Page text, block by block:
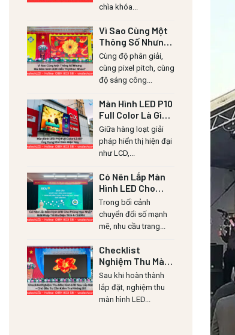
chìa khóa...
Vì Sao Cùng Một
Thông Số Nhưng
Hai Màn Hình LED
Hiển Thị Khác
Nhau?
Cùng độ phân giải,
cùng pixel pitch, cùng
độ sáng công...
Màn Hình LED P10
Full Color Là Gì?
Ứng Dụng Phổ
Biến Hiện Nay
Giữa hàng loạt giải
pháp hiển thị hiện đại
như LCD,...
Có Nên Lắp Màn
Hình LED Cho
Phòng Họp Nhỏ?
Giải Pháp Tối Ưu
Diện Tích & Chi
Phí
Trong bối cảnh
chuyển đổi số mạnh
mẽ, nhu cầu trang...
Checklist
Nghiệm Thu Màn
Hình LED Sau Lắp
Đặt – Chủ Đầu Tư
Cần Kiểm Tra
Sau khi hoàn thành
lắp đặt, nghiệm thu
màn hình LED...